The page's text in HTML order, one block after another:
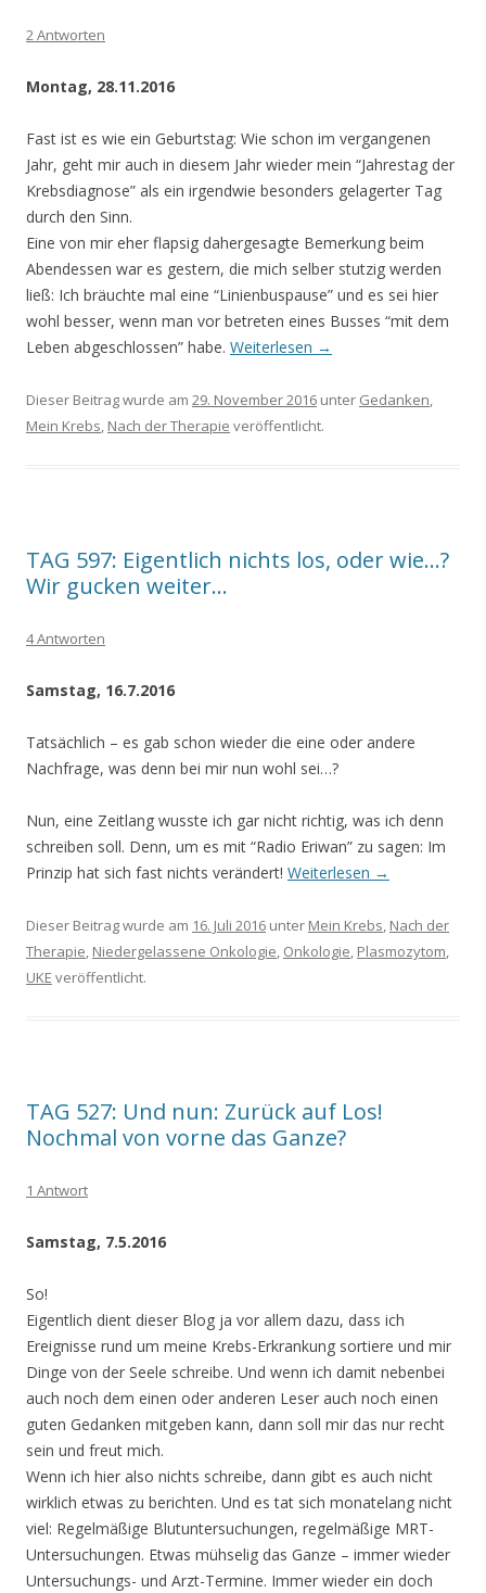
2 Antworten
Montag, 28.11.2016
Fast ist es wie ein Geburtstag: Wie schon im vergangenen
Jahr, geht mir auch in diesem Jahr wieder mein “Jahrestag der
Krebsdiagnose” als ein irgendwie besonders gelagerter Tag
durch den Sinn.
Eine von mir eher flapsig dahergesagte Bemerkung beim
Abendessen war es gestern, die mich selber stutzig werden
ließ: Ich bräuchte mal eine “Linienbuspause” und es sei hier
wohl besser, wenn man vor betreten eines Busses “mit dem
Leben abgeschlossen” habe. Weiterlesen →
Dieser Beitrag wurde am 29. November 2016 unter Gedanken,
Mein Krebs, Nach der Therapie veröffentlicht.
TAG 597: Eigentlich nichts los, oder wie…?
Wir gucken weiter…
4 Antworten
Samstag, 16.7.2016
Tatsächlich – es gab schon wieder die eine oder andere
Nachfrage, was denn bei mir nun wohl sei…?
Nun, eine Zeitlang wusste ich gar nicht richtig, was ich denn
schreiben soll. Denn, um es mit “Radio Eriwan” zu sagen: Im
Prinzip hat sich fast nichts verändert! Weiterlesen →
Dieser Beitrag wurde am 16. Juli 2016 unter Mein Krebs, Nach der
Therapie, Niedergelassene Onkologie, Onkologie, Plasmozytom,
UKE veröffentlicht.
TAG 527: Und nun: Zurück auf Los!
Nochmal von vorne das Ganze?
1 Antwort
Samstag, 7.5.2016
So!
Eigentlich dient dieser Blog ja vor allem dazu, dass ich
Ereignisse rund um meine Krebs-Erkrankung sortiere und mir
Dinge von der Seele schreibe. Und wenn ich damit nebenbei
auch noch dem einen oder anderen Leser auch noch einen
guten Gedanken mitgeben kann, dann soll mir das nur recht
sein und freut mich.
Wenn ich hier also nichts schreibe, dann gibt es auch nicht
wirklich etwas zu berichten. Und es tat sich monatelang nicht
viel: Regelmäßige Blutuntersuchungen, regelmäßige MRT-
Untersuchungen. Etwas mühselig das Ganze – immer wieder
Untersuchungs- und Arzt-Termine. Immer wieder ein doch